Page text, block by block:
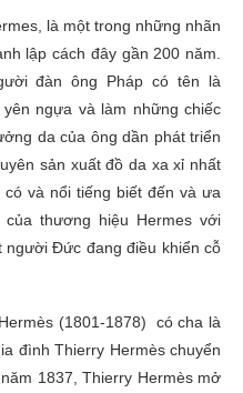
là một trong những nhãn
lập cách đây gần 200 năm.
đàn ông Pháp có tên là
ngựa và làm những chiếc
da của ông dần phát triển
sản xuất đồ da xa xỉ nhất
và nổi tiếng biết đến và ưa
thương hiệu Hermes với
người Đức đang điều khiển cỗ
(1801-1878) có cha là
đình Thierry Hermès chuyển
1837, Thierry Hermès mở